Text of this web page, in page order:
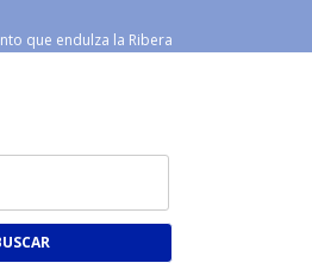
que endulza la Ribera